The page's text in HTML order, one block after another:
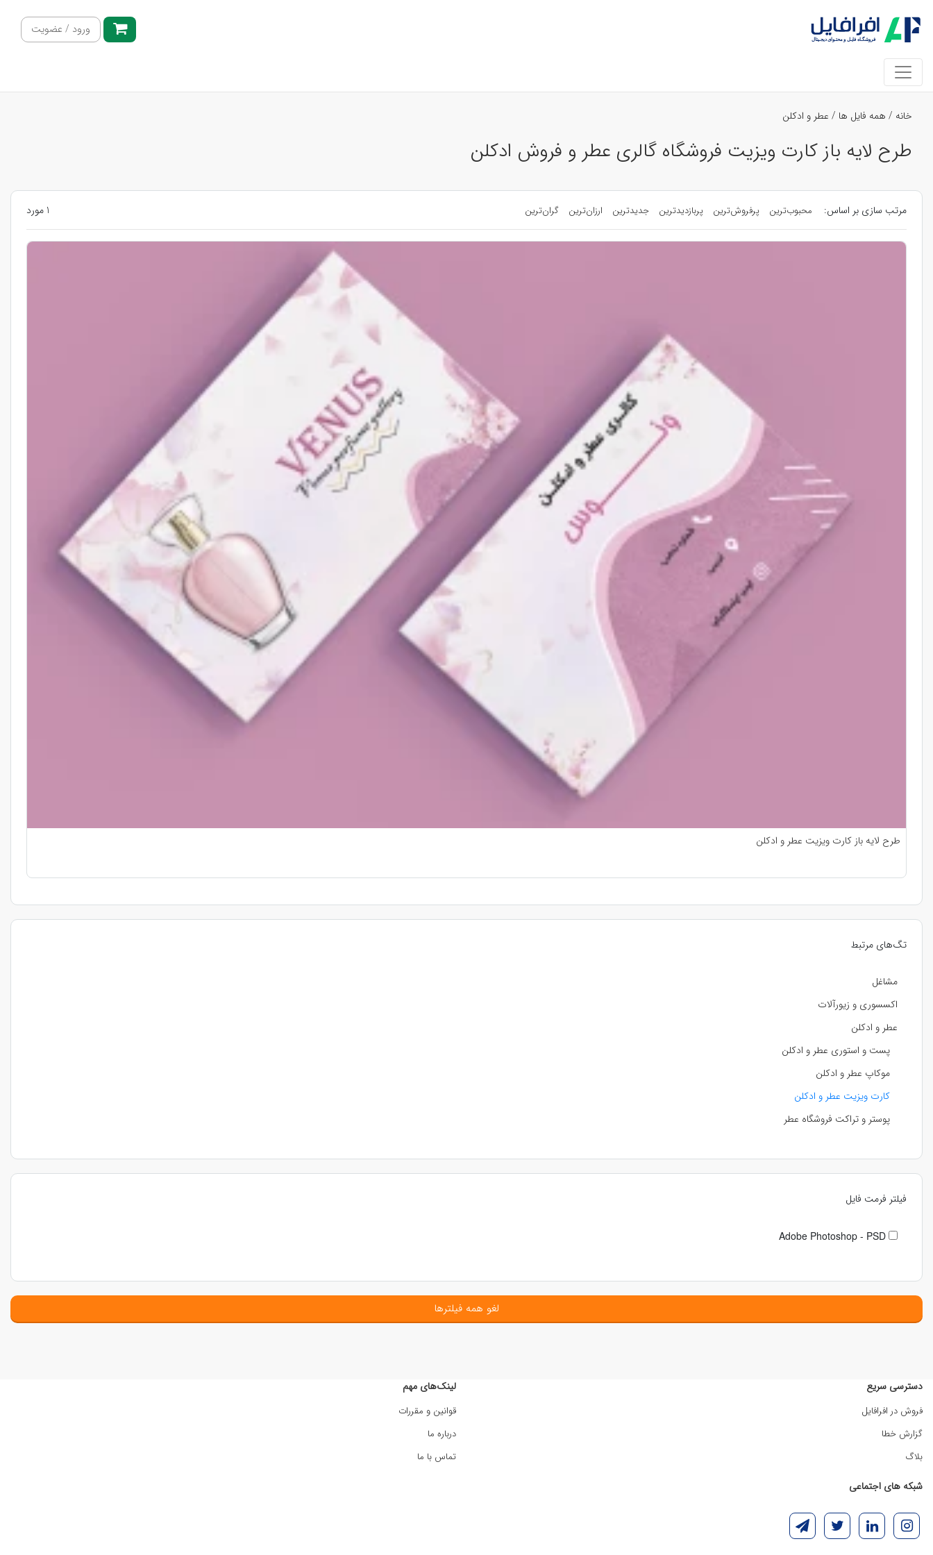
ورود / عضویت
خانه / همه فایل ها / عطر و ادکلن
طرح لایه باز کارت ویزیت فروشگاه گالری عطر و فروش ادکلن
تگ‌های مرتبط
مشاغل
اکسسوری و زیورآلات
عطر و ادکلن
پست و استوری عطر و ادکلن
موکاپ عطر و ادکلن
کارت ویزیت عطر و ادکلن
پوستر و تراکت فروشگاه عطر
فیلتر فرمت فایل
Adobe Photoshop - PSD
لغو همه فیلترها
مرتب سازی بر اساس: محبوب‌ترین پرفروش‌ترین پربازدیدترین جدیدترین ارزان‌ترین گران‌ترین 1 مورد
طرح لایه باز کارت ویزیت عطر و ادکلن
دسترسی سریع
فروش در افرافایل
گزارش خطا
بلاگ
لینک‌های مهم
قوانین و مقررات
درباره ما
تماس با ما
شبکه های اجتماعی